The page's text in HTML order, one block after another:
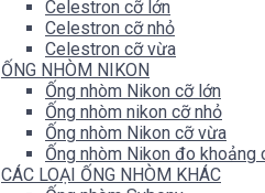
Celestron cỡ lớn
Celestron cỡ nhỏ
Celestron cỡ vừa
ỐNG NHÒM NIKON
Ống nhòm Nikon cỡ lớn
Ống nhòm nikon cỡ nhỏ
Ống nhòm Nikon cỡ vừa
Ống nhòm Nikon đo khoảng
CÁC LOẠI ỐNG NHÒM KHÁC